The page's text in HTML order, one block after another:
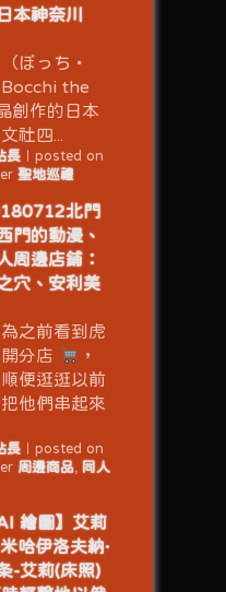
本神奈川
ぼっち・
Bocchi the
創作的日本
社四...
長｜ posted on
聖地巡禮
北門
門的動漫、
周邊店鋪：
穴、安利美
之前看到虎
分店
，
便逛逛以前
他們串起來
長｜ posted on
周邊商品,
同人
AI 繪圖】艾莉
米哈伊洛夫納·
-艾莉(床照)